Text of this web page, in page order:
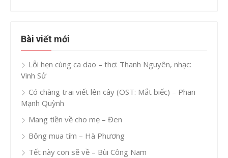
Bài viết mới
Lỗi hẹn cùng ca dao – thơ: Thanh Nguyên, nhạc:
Vinh Sử
Có chàng trai viết lên cây (OST: Mắt biếc) – Phan
Mạnh Quỳnh
Mang tiền về cho mẹ – Đen
Bông mua tím – Hà Phương
Tết này con sẽ về – Bùi Công Nam